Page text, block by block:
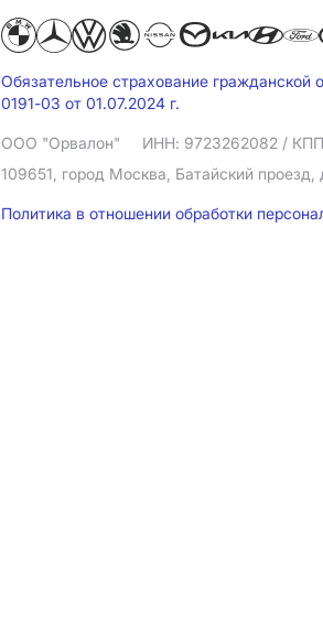
Обязательное страхование
0191-03 от 01.07.2024 г.
ООО "Орвалон" ИНН: 9723262082 /
109651, город Москва, Батайский
Политика в отношении обработки